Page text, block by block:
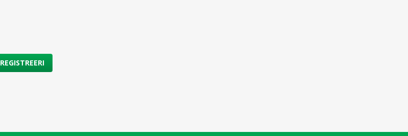
REGISTREERI